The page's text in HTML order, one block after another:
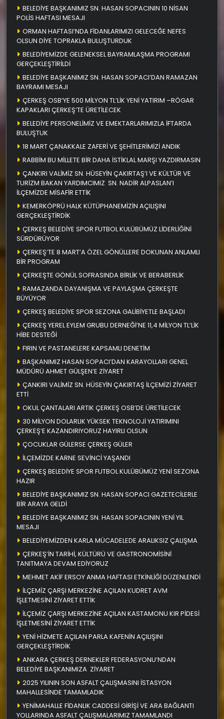
BELEDİYE BAŞKANIMIZ SN. HASAN SOPACININ 10 NİSAN
POLİS HAFTASI MESAJI
ORMAN HAFTASI’NDA FİDANLARIMIZI GELECEĞE NEFES
OLSUN DİYE TOPRAKLA BULUŞTURDUK
BELEDİYEMİZDE GELENEKSEL BAYRAMLAŞMA PROGRAMI
GERÇEKLEŞTİRİLDİ
BELEDİYE BAŞKANIMIZ SN. HASAN SOPACI’DAN RAMAZAN
BAYRAMI MESAJI
ÇERKEŞ OSB’YE 500 MİLYON TL’LİK YENİ YATIRIM –RÖGAR
KAPAKLARI ÇERKEŞ’TE ÜRETİLECEK
BELEDİYE PERSONELİMİZ VE EMEKTARLARIMIZLA İFTARDA
BULUŞTUK
18 MART ÇANAKKALE ZAFERİ VE ŞEHİTLERİMİZİ ANDIK
RABBİM BU MİLLETE BİR DAHA İSTİKLAL MARŞI YAZDIRMASIN
ÇANKIRI VALİMİZ SN. HÜSEYİN ÇAKIRTAŞ’I VE KÜLTÜR VE
TURİZM BAKAN YARDIMCIMIZ SN. NADİR ALPASLAN’I
İLÇEMİZDE MİSAFİR ETTİK
KEMERKÖPRÜ HALK KÜTÜPHANEMİZİN AÇILIŞINI
GERÇEKLEŞTİRDİK
ÇERKEŞ BELEDİYE SPOR FUTBOL KULÜBÜMÜZ LİDERLİĞİNİ
SÜRDÜRÜYOR
ÇERKEŞ’TE 8 MART’A ÖZEL GÖNÜLLERE DOKUNAN ANLAMLI
BİR PROGRAM
ÇERKEŞTE GÖNÜL SOFRASINDA BİRLİK VE BERABERLİK
RAMAZANDA DAYANIŞMA VE PAYLAŞMA ÇERKEŞTE
BÜYÜYOR
ÇERKEŞ BELEDİYE SPOR SEZONA GALİBİYETLE BAŞLADI
ÇERKEŞ YEREL EYLEM GRUBU DERNEĞİ’NE 11,4 MİLYON TL’LİK
HİBE DESTEĞİ
FIRIN VE PASTANELERE KAPSAMLI DENETİM
BAŞKANIMIZ HASAN SOPACI’DAN KARAYOLLARI GENEL
MÜDÜRÜ AHMET GÜLŞEN’E ZİYARET
ÇANKIRI VALİMİZ SN. HÜSEYİN ÇAKIRTAŞ İLÇEMİZİ ZİYARET
ETTİ
OKUL ÇANTALARI ARTIK ÇERKEŞ OSB’DE ÜRETİLECEK
30 MİLYON DOLARLIK YÜKSEK TEKNOLOJİ YATIRIMINI
ÇERKEŞ’E KAZANDIRIYORUZ HAYIRLI OLSUN
ÇOCUKLAR GÜLERSE ÇERKEŞ GÜLER
İLÇEMİZDE KARNE SEVİNCİ YAŞANDI
ÇERKEŞ BELEDİYE SPOR FUTBOL KULÜBÜMÜZ YENİ SEZONA
HAZIR
BELEDİYE BAŞKANIMIZ SN. HASAN SOPACI GAZETECİLERLE
BİR ARAYA GELDİ
BELEDİYE BAŞKANIMIZ SN. HASAN SOPACININ YENİ YIL
MESAJI
BELEDİYEMİZDEN KARLA MÜCADELEDE ARALIKSIZ ÇALIŞMA
ÇERKEŞ’İN TARİHİ, KÜLTÜRÜ VE GASTRONOMİSİNİ
TANITMAYA DEVAM EDİYORUZ
MEHMET AKİF ERSOY ANMA HAFTASI ETKİNLİĞİ DÜZENLENDİ
İLÇEMİZ ÇARŞI MERKEZİNE AÇILAN KUDRET AVM
İŞLETMESİNİ ZİYARET ETTİK
İLÇEMİZ ÇARŞI MERKEZİNE AÇILAN KASTAMONU KIR PİDESİ
İŞLETMESİNİ ZİYARET ETTİK
YENİ HİZMETE AÇILAN PARLA KAFENİN AÇILIŞINI
GERÇEKLEŞTİRDİK
ANKARA ÇERKEŞ DERNEKLER FEDERASYONU’NDAN
BELEDİYE BAŞKANIMIZA ZİYARET
2025 YILININ SON ASFALT ÇALIŞMASINI İSTASYON
MAHALLESİNDE TAMAMLADIK
YENİMAHALLE FİDANLIK CADDESİ GİRİŞİ VE ARA BAĞLANTI
YOLLARINDA ASFALT ÇALIŞMALARIMIZ TAMAMLANDI